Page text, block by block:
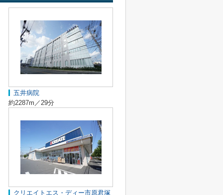
五井病院
約2287m／29分
クリエイトエス・ディー市原君塚